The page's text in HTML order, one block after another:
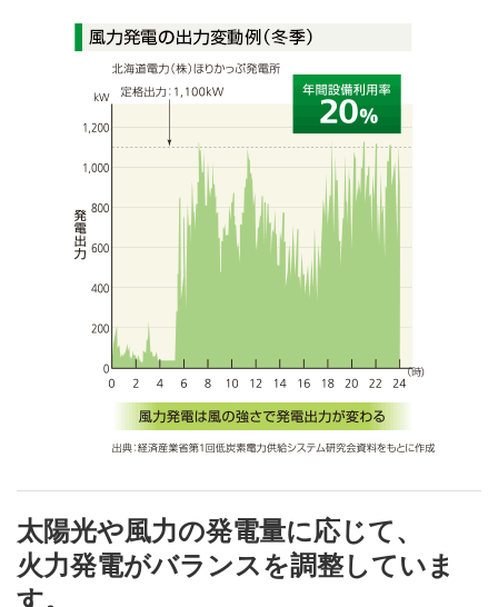
太陽光や風力の発電量に応じて、
火力発電がバランスを調整していま
す。